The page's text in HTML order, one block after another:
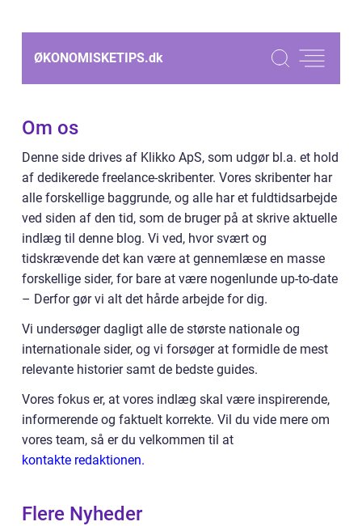
ØKONOMISKETIPS.dk
Om os
Denne side drives af Klikko ApS, som udgør bl.a. et hold
af dedikerede freelance-skribenter. Vores skribenter har
alle forskellige baggrunde, og alle har et fuldtidsarbejde
ved siden af den tid, som de bruger på at skrive aktuelle
indlæg til denne blog. Vi ved, hvor svært og
tidskrævende det kan være at gennemlæse en masse
forskellige sider, for bare at være nogenlunde up-to-date
– Derfor gør vi alt det hårde arbejde for dig.
Vi undersøger dagligt alle de største nationale og
internationale sider, og vi forsøger at formidle de mest
relevante historier samt de bedste guides.
Vores fokus er, at vores indlæg skal være inspirerende,
informerende og faktuelt korrekte. Vil du vide mere om
vores team, så er du velkommen til at
kontakte redaktionen.
Flere Nyheder